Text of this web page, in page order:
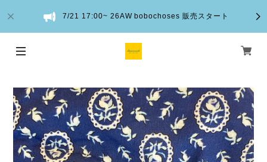
7/21 17:00~ 26AW bobochoses 販売スタート